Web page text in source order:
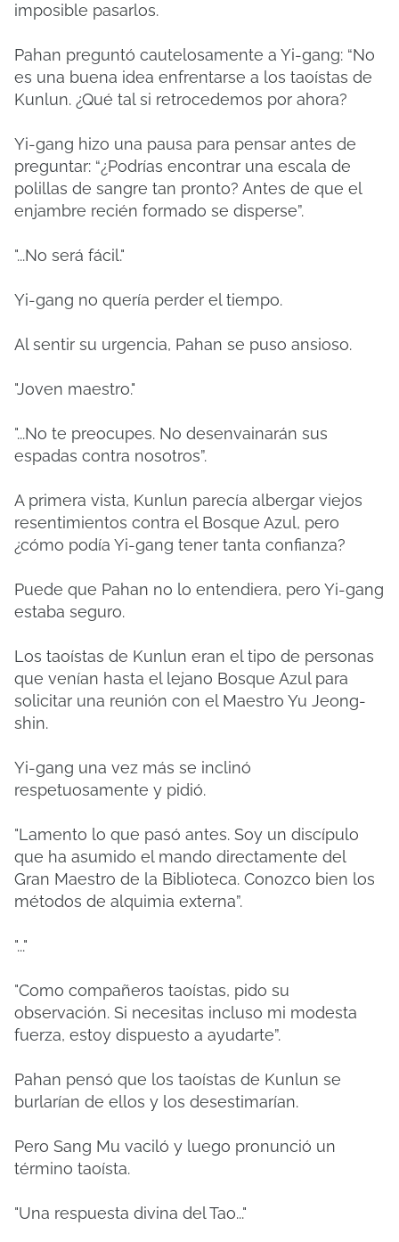
imposible pasarlos.
Pahan preguntó cautelosamente a Yi-gang: “No
es una buena idea enfrentarse a los taoístas de
Kunlun. ¿Qué tal si retrocedemos por ahora?
Yi-gang hizo una pausa para pensar antes de
preguntar: “¿Podrías encontrar una escala de
polillas de sangre tan pronto? Antes de que el
enjambre recién formado se disperse”.
"...No será fácil."
Yi-gang no quería perder el tiempo.
Al sentir su urgencia, Pahan se puso ansioso.
"Joven maestro."
"...No te preocupes. No desenvainarán sus
espadas contra nosotros”.
A primera vista, Kunlun parecía albergar viejos
resentimientos contra el Bosque Azul, pero
¿cómo podía Yi-gang tener tanta confianza?
Puede que Pahan no lo entendiera, pero Yi-gang
estaba seguro.
Los taoístas de Kunlun eran el tipo de personas
que venían hasta el lejano Bosque Azul para
solicitar una reunión con el Maestro Yu Jeong-
shin.
Yi-gang una vez más se inclinó
respetuosamente y pidió.
"Lamento lo que pasó antes. Soy un discípulo
que ha asumido el mando directamente del
Gran Maestro de la Biblioteca. Conozco bien los
métodos de alquimia externa”.
"..."
"Como compañeros taoístas, pido su
observación. Si necesitas incluso mi modesta
fuerza, estoy dispuesto a ayudarte”.
Pahan pensó que los taoístas de Kunlun se
burlarían de ellos y los desestimarían.
Pero Sang Mu vaciló y luego pronunció un
término taoísta.
"Una respuesta divina del Tao..."